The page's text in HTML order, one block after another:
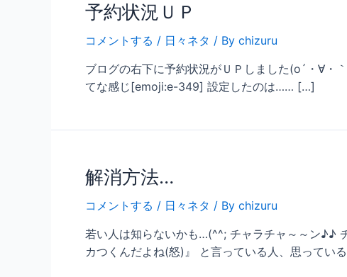
予約状況ＵＰ
コメントする / 日々ネタ / By chizuru
ブログの右下に予約状況がＵＰしました(o´・∀
てな感じ[emoji:e-349] 設定したのは…… […]
解消方法…
コメントする / 日々ネタ / By chizuru
若い人は知らないかも…(^^; チャラチャ～～ン♪♪
カつくんだよね(怒)』 と言っている人、思ってい